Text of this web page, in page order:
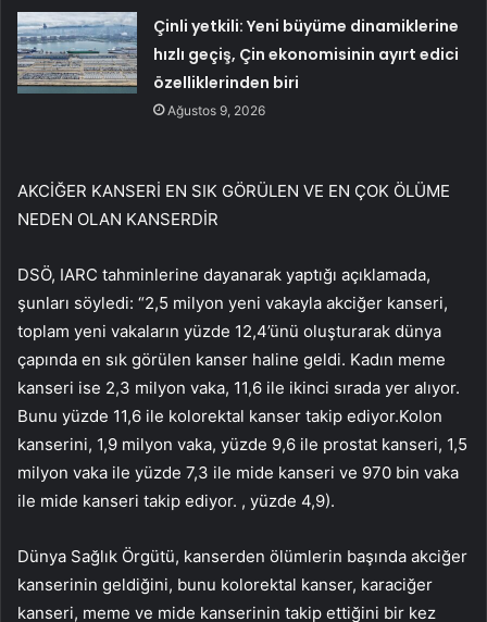
Çinli yetkili: Yeni büyüme dinamiklerine
hızlı geçiş, Çin ekonomisinin ayırt edici
özelliklerinden biri
Ağustos 9, 2026
AKCİĞER KANSERİ EN SIK GÖRÜLEN VE EN ÇOK ÖLÜME
NEDEN OLAN KANSERDİR
DSÖ, IARC tahminlerine dayanarak yaptığı açıklamada,
şunları söyledi: “2,5 milyon yeni vakayla akciğer kanseri,
toplam yeni vakaların yüzde 12,4’ünü oluşturarak dünya
çapında en sık görülen kanser haline geldi. Kadın meme
kanseri ise 2,3 milyon vaka, 11,6 ile ikinci sırada yer alıyor.
Bunu yüzde 11,6 ile kolorektal kanser takip ediyor.Kolon
kanserini, 1,9 milyon vaka, yüzde 9,6 ile prostat kanseri, 1,5
milyon vaka ile yüzde 7,3 ile mide kanseri ve 970 bin vaka
ile mide kanseri takip ediyor. , yüzde 4,9).
Dünya Sağlık Örgütü, kanserden ölümlerin başında akciğer
kanserinin geldiğini, bunu kolorektal kanser, karaciğer
kanseri, meme ve mide kanserinin takip ettiğini bir kez